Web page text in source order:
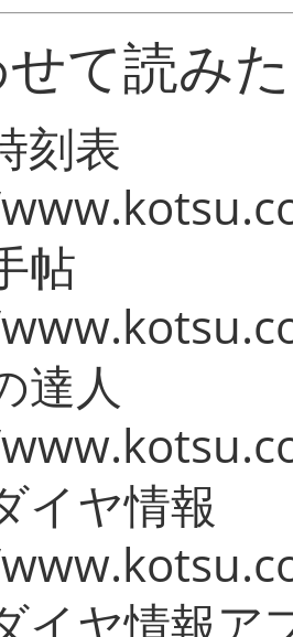
て読み
刻表
帖
達人
イヤ情報
イヤ情報ア